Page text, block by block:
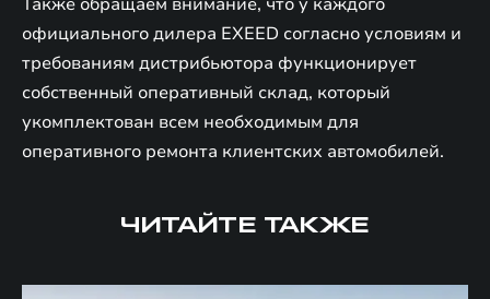
официального дилера EXEED согласно условиям и
требованиям дистрибьютора функционирует
собственный оперативный склад, который
укомплектован всем необходимым для
оперативного ремонта клиентских автомобилей.
ЧИТАЙТЕ ТАКЖЕ